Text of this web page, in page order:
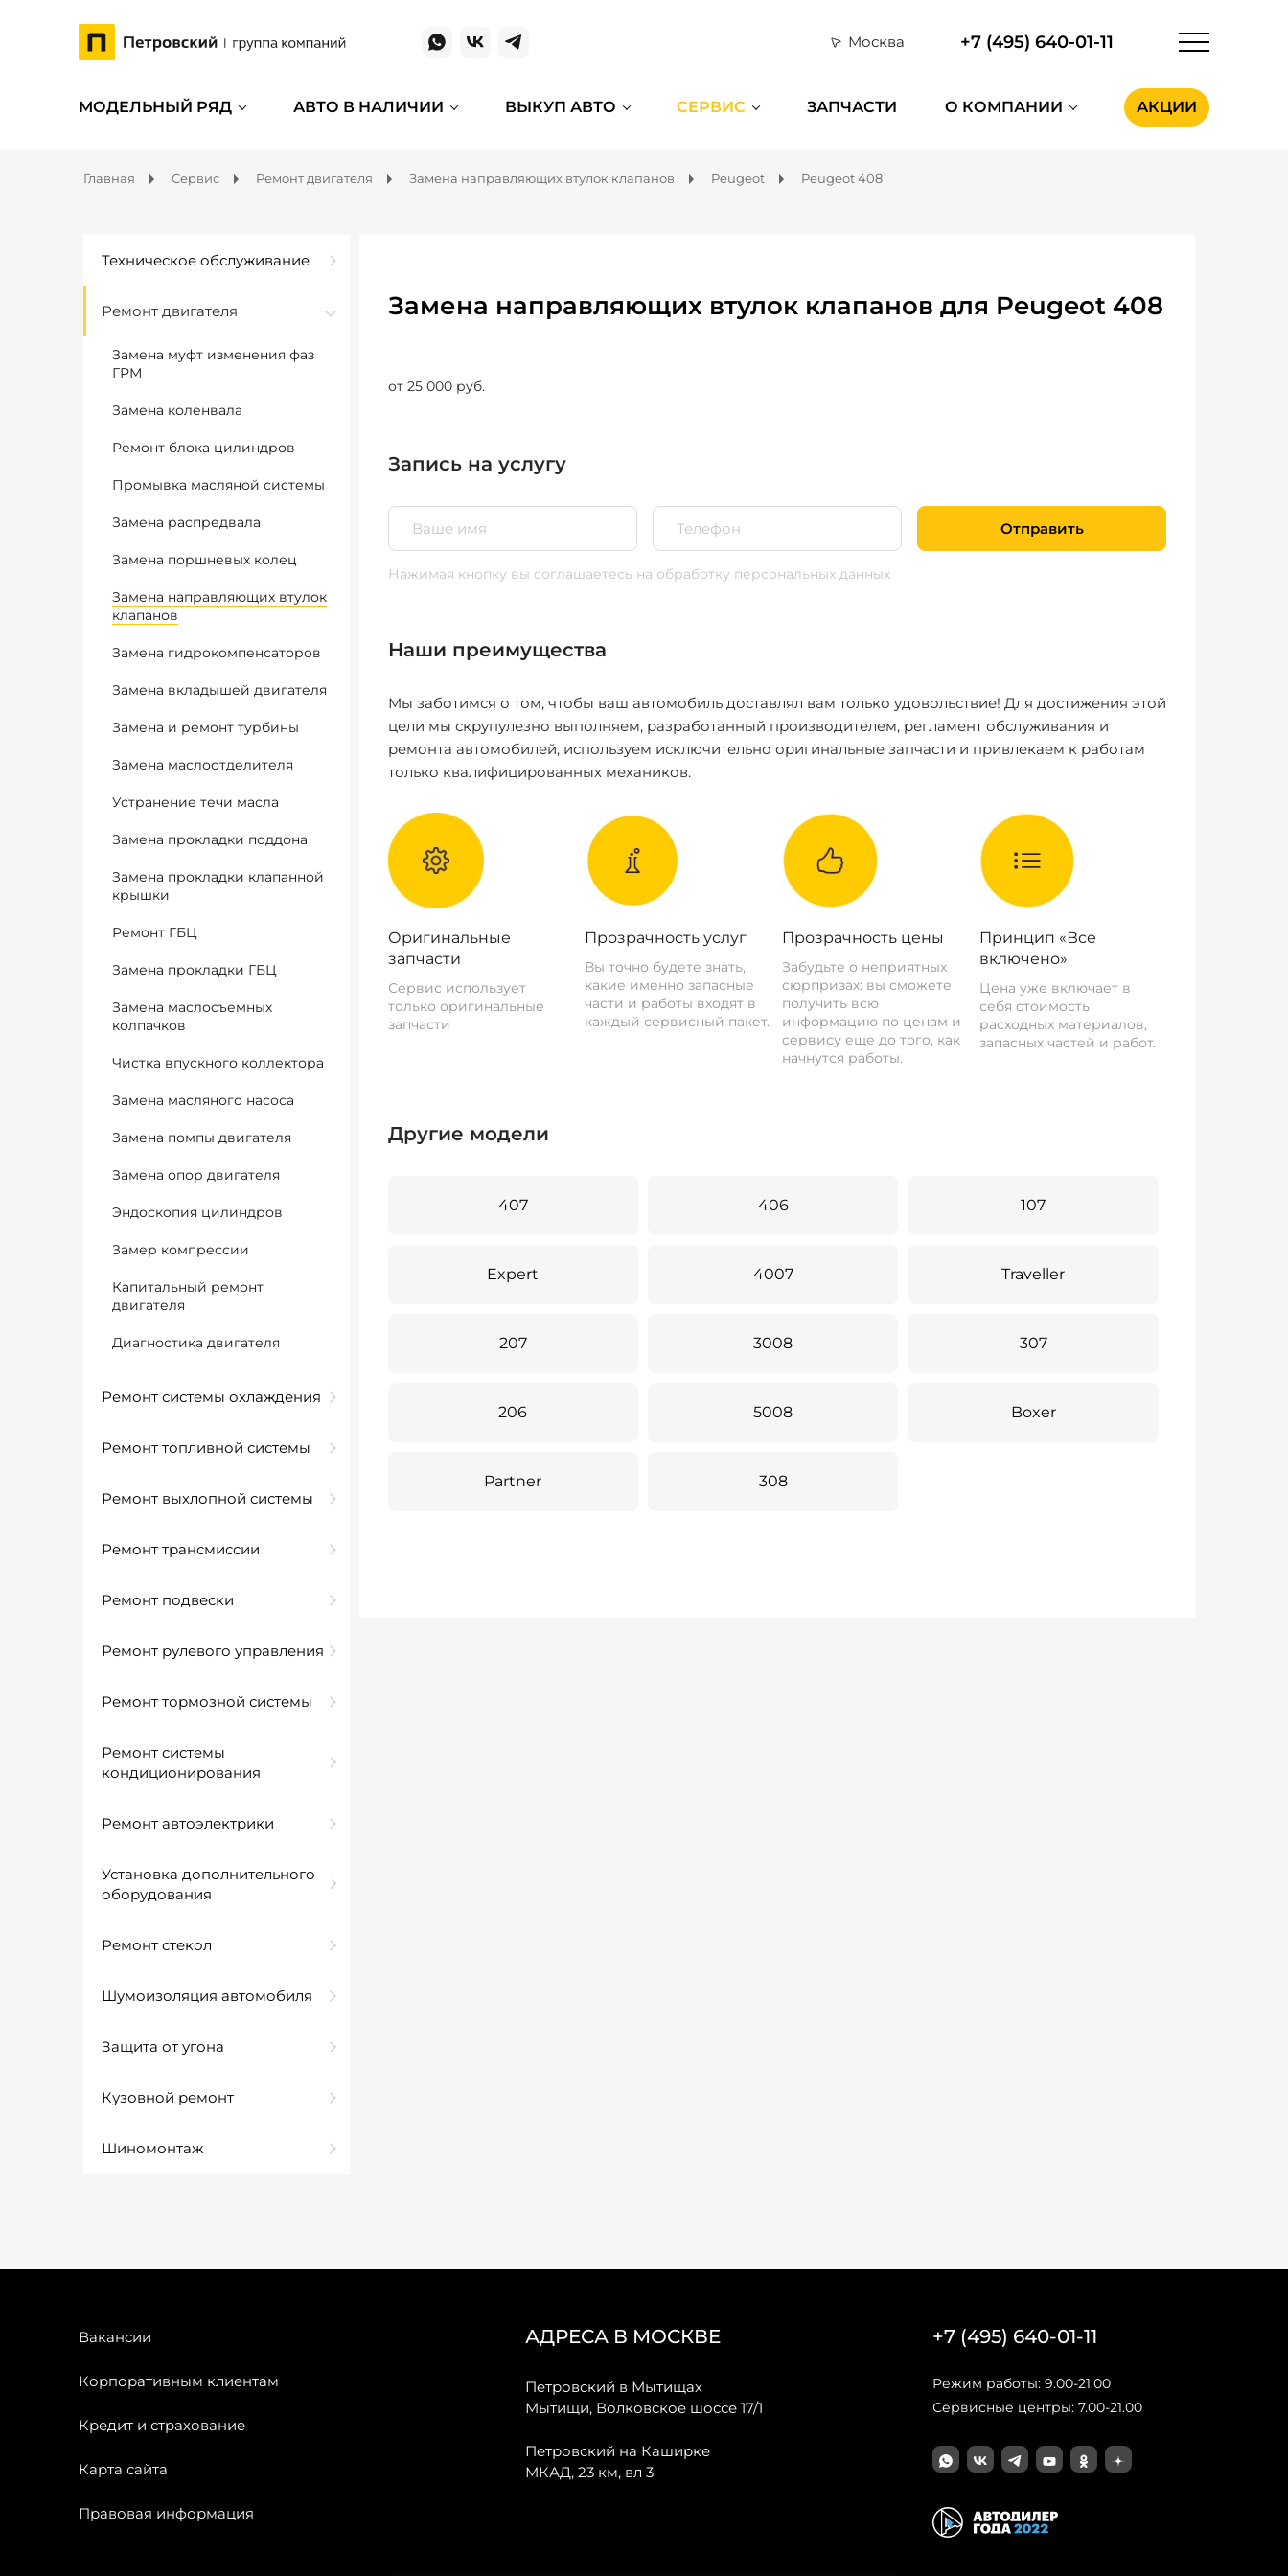
Москва +7 (495) 640-01-11
МОДЕЛЬНЫЙ РЯД АВТО В НАЛИЧИИ ВЫКУП АВТО СЕРВИС ЗАПЧАСТИ О КОМПАНИИ АКЦИИ
Главная Сервис Ремонт двигателя Замена направляющих втулок клапанов Peugeot Peugeot 408
Техническое обслуживание
Ремонт двигателя
Замена муфт изменения фаз
ГРМ
Замена коленвала
Ремонт блока цилиндров
Промывка масляной системы
Замена распредвала
Замена поршневых колец
Замена направляющих втулок
клапанов
Замена гидрокомпенсаторов
Замена вкладышей двигателя
Замена и ремонт турбины
Замена маслоотделителя
Устранение течи масла
Замена прокладки поддона
Замена прокладки клапанной
крышки
Ремонт ГБЦ
Замена прокладки ГБЦ
Замена маслосъемных
колпачков
Чистка впускного коллектора
Замена масляного насоса
Замена помпы двигателя
Замена опор двигателя
Эндоскопия цилиндров
Замер компрессии
Капитальный ремонт
двигателя
Диагностика двигателя
Ремонт системы охлаждения
Ремонт топливной системы
Ремонт выхлопной системы
Ремонт трансмиссии
Ремонт подвески
Ремонт рулевого управления
Ремонт тормозной системы
Ремонт системы
кондиционирования
Ремонт автоэлектрики
Установка дополнительного
оборудования
Ремонт стекол
Шумоизоляция автомобиля
Защита от угона
Кузовной ремонт
Шиномонтаж
Замена направляющих втулок клапанов для Peugeot 408
от 25 000 руб.
Запись на услугу
Отправить
Нажимая кнопку вы соглашаетесь на обработку персональных данных
Наши преимущества
Мы заботимся о том, чтобы ваш автомобиль доставлял вам только удовольствие! Для достижения этой
цели мы скрупулезно выполняем, разработанный производителем, регламент обслуживания и
ремонта автомобилей, используем исключительно оригинальные запчасти и привлекаем к работам
только квалифицированных механиков.
Оригинальные
запчасти
Сервис использует
только оригинальные
запчасти
Прозрачность услуг
Вы точно будете знать,
какие именно запасные
части и работы входят в
каждый сервисный пакет.
Прозрачность цены
Забудьте о неприятных
сюрпризах: вы сможете
получить всю
информацию по ценам и
сервису еще до того, как
начнутся работы.
Принцип «Все
включено»
Цена уже включает в
себя стоимость
расходных материалов,
запасных частей и работ.
Другие модели
407 406 107
Expert 4007 Traveller
207 3008 307
206 5008 Boxer
Partner 308
Вакансии
Корпоративным клиентам
Кредит и страхование
Карта сайта
Правовая информация
АДРЕСА В МОСКВЕ
Петровский в Мытищах
Мытищи, Волковское шоссе 17/1
Петровский на Каширке
МКАД, 23 км, вл 3
+7 (495) 640-01-11
Режим работы: 9.00-21.00
Сервисные центры: 7.00-21.00